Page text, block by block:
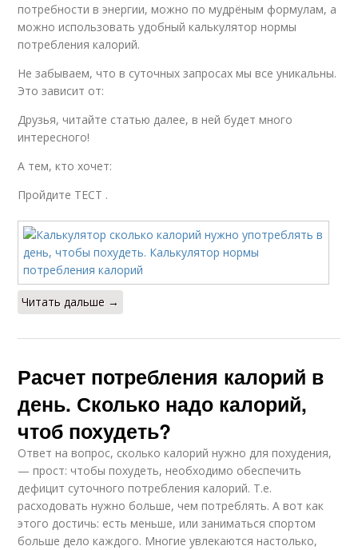
потребности в энергии, можно по мудрёным формулам, а
можно использовать удобный калькулятор нормы
потребления калорий.
Не забываем, что в суточных запросах мы все уникальны.
Это зависит от:
Друзья, читайте статью далее, в ней будет много
интересного!
А тем, кто хочет:
Пройдите ТЕСТ .
Читать дальше →
Расчет потребления калорий в
день. Сколько надо калорий,
чтоб похудеть?
Ответ на вопрос, сколько калорий нужно для похудения,
— прост: чтобы похудеть, необходимо обеспечить
дефицит суточного потребления калорий. Т.е.
расходовать нужно больше, чем потреблять. А вот как
этого достичь: есть меньше, или заниматься спортом
больше дело каждого. Многие увлекаются настолько,